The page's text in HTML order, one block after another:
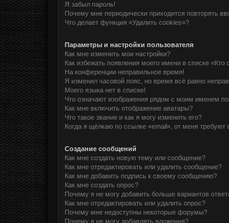
Я забыл пароль!
Почему мне периодически приходится повторять
Что делает функция «Удалить cookies»?
Параметры и настройки пользователя
Как мне изменить мои настройки?
Как избежать появления моего имени в списке
На конференции неправильное время!
Я изменил часовой пояс, но время всё равно
Моего языка нет в списке!
Что означают изображения рядом с моим именем
Как мне включить отображение аватары?
Что такое звание и как я могу изменить его?
Когда я щёлкаю по ссылке «email», от меня требуют
Создание сообщений
Как мне создать новую тему или сообщение?
Как мне отредактировать или удалить сообщение?
Как мне добавить подпись к своему сообщению?
Как мне создать опрос?
Почему я не могу добавить больше вариантов
Как мне отредактировать или удалить опрос?
Почему мне недоступны некоторые форумы?
Почему я не могу добавлять вложения?